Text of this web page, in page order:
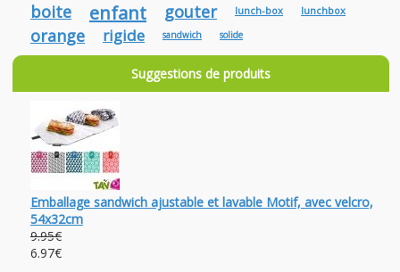
boite enfant gouter lunch-box lunchbox
orange rigide sandwich solide
Suggestions de produits
Emballage sandwich ajustable et lavable Motif, avec velcro,
54x32cm
9.95€
6.97€